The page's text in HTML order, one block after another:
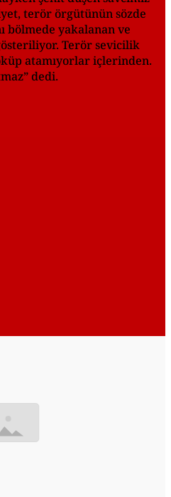
terör örgütünün sözde
bölmede yakalanan ve
Terör sevicilik
atamıyorlar içlerinden.
dedi.